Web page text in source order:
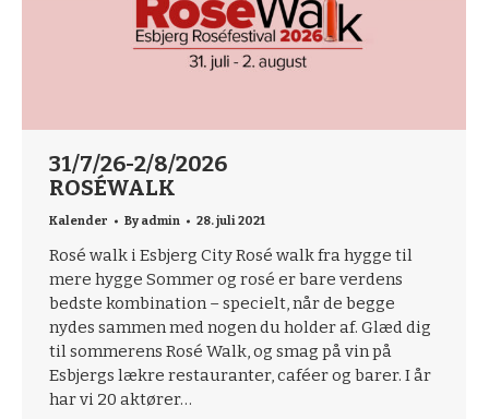
31/7/26-2/8/2026
ROSÉWALK
Kalender Byadmin 28. juli 2021
Rosé walk i Esbjerg City Rosé walk fra hygge til
mere hygge Sommer og rosé er bare verdens
bedste kombination – specielt, når de begge
nydes sammen med nogen du holder af. Glæd dig
til sommerens Rosé Walk, og smag på vin på
Esbjergs lækre restauranter, caféer og barer. I år
har vi 20 aktører…